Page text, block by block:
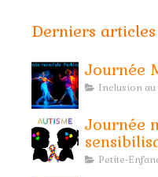
Derniers articles
Journée
Inclusion
Journée
Petite-